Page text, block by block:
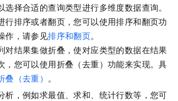
选择合适的查询类型进行多维度数据查询。
行排序或者翻页，您可以使用排序和翻页功
作，请参见排序和翻页。
对结果集做折叠，使对应类型的数据在结果
，您可以使用折叠（去重）功能来实现。具
叠（去重） 。
析，例如求最值、求和、统计行数等，您可